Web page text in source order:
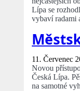
Lípa se
vybaví radami
11. Červenec
Novou
Česká Lípa.
na samotné